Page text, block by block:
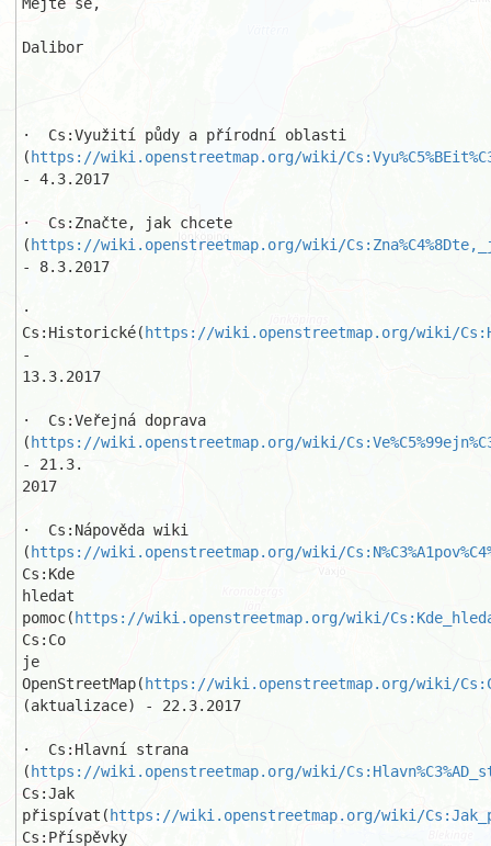
Dalibor
·  Cs:Využití půdy a přírodní oblasti
( https://wiki.openstreetmap.org/wiki/
- 4.3.2017
·  Cs:Značte, jak chcete
( https://wiki.openstreetmap.org/wiki/
- 8.3.2017
·
Cs:Historické( https://wiki.openstreetmap.org/wiki/
-
13.3.2017
·  Cs:Veřejná doprava
( https://wiki.openstreetmap.org/wiki/
- 21.3.
2017
·  Cs:Nápověda wiki
( https://wiki.openstreetmap.org/wiki/
Cs:Kde
hledat
pomoc( https://wiki.openstreetmap.org/wiki/
Cs:Co
je
OpenStreetMap( https://wiki.openstreetmap.org/wiki/
(aktualizace) - 22.3.2017
·  Cs:Hlavní strana
( https://wiki.openstreetmap.org/wiki/
Cs:Jak
přispívat( https://wiki.openstreetmap.org/wiki/
Cs:Příspěvky